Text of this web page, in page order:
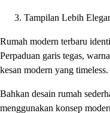
Tampilan Lebih
Rumah modern terbaru
Perpaduan garis tegas,
kesan modern yang timeless.
Bahkan desain rumah
menggunakan konsep